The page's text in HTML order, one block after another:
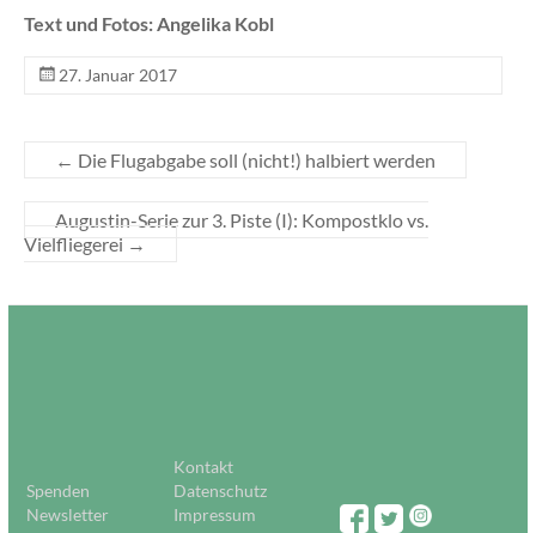
Text und Fotos: Angelika Kobl
27. Januar 2017
← Die Flugabgabe soll (nicht!) halbiert werden
Augustin-Serie zur 3. Piste (I): Kompostklo vs.
Vielfliegerei →
Kontakt
Spenden
Datenschutz
Newsletter
Impressum